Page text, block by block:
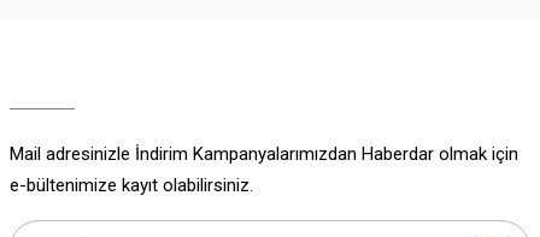
Bu ürüne benzer farklı alternatifler olmalı.
Mail adresinizle İndirim Kampanyalarımızdan Haberdar olmak için
e-bültenimize kayıt olabilirsiniz.